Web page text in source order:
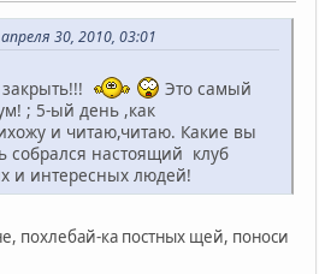
30, 2010, 03:01
Это самый
; 5-ый день ,как
и читаю,читаю. Какие вы
собрался настоящий клуб
и интересных людей!
похлебай-ка постных щей, поноси